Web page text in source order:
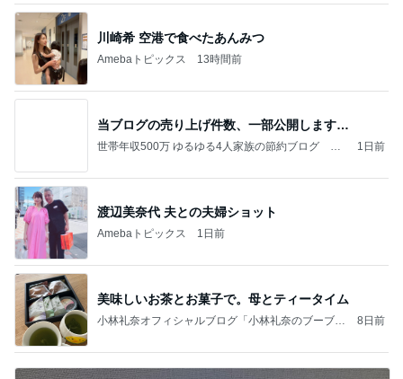
川崎希 空港で食べたあんみつ
Amebaトピックス 13時間前
当ブログの売り上げ件数、一部公開します…
世帯年収500万 ゆるゆる4人家族の節約ブログ 〜
1日前
渡辺美奈代 夫との夫婦ショット
Amebaトピックス 1日前
美味しいお茶とお菓子で。母とティータイム
小林礼奈オフィシャルブログ「小林礼奈のブーブー
8日前